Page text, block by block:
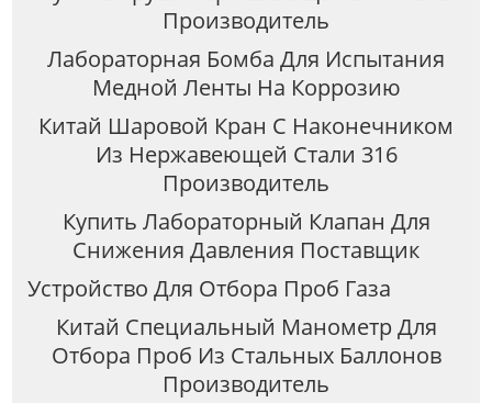
Производитель
Лабораторная Бомба Для Испытания
Медной Ленты На Коррозию
Китай Шаровой Кран С Наконечником
Из Нержавеющей Стали 316
Производитель
Купить Лабораторный Клапан Для
Снижения Давления Поставщик
Устройство Для Отбора Проб Газа
Китай Специальный Манометр Для
Отбора Проб Из Стальных Баллонов
Производитель